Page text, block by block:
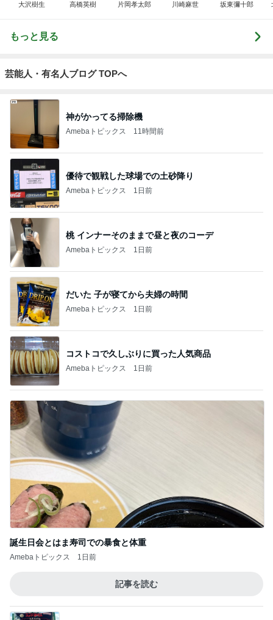
大沢樹生 高橋英樹 片岡孝太郎 川崎麻世 坂東彌十郎
もっと見る
芸能人・有名人ブログ TOPへ
神がかってる掃除機
Amebaトピックス 11時間前
優待で観戦した球場での土砂降り
Amebaトピックス 1日前
桃 インナーそのままで昼と夜のコーデ
Amebaトピックス 1日前
だいた 子が寝てから夫婦の時間
Amebaトピックス 1日前
コストコで久しぶりに買った人気商品
Amebaトピックス 1日前
誕生日会とはま寿司での暴食と体重
Amebaトピックス 1日前
記事を読む